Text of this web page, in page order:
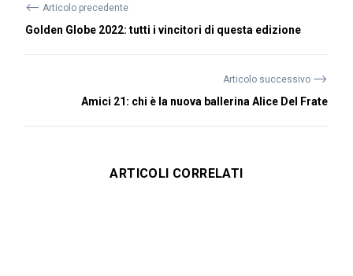
⟵ Articolo precedente
Golden Globe 2022: tutti i vincitori di questa edizione
Articolo successivo ⟶
Amici 21: chi è la nuova ballerina Alice Del Frate
ARTICOLI CORRELATI